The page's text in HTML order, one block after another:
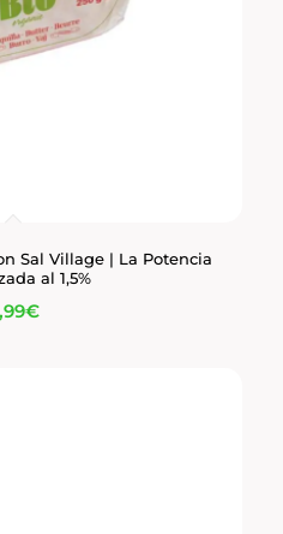
Sal Village | La Potencia
al 1,5%
€